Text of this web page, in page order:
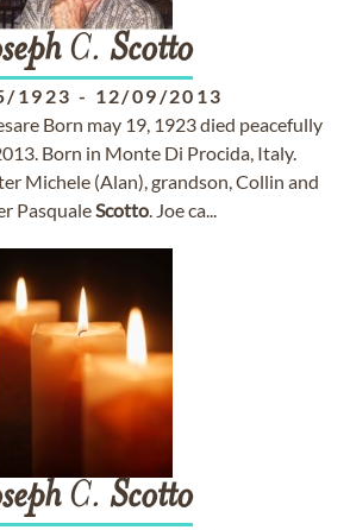
C. Scotto
1923 - 12/09/2013
Born may 19, 1923 died peacefully
Born in Monte Di Procida, Italy.
Michele (Alan), grandson, Collin and
PasqualeScotto. Joe ca...
C. Scotto